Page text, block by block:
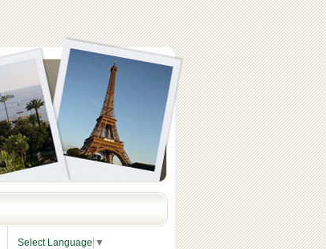
Select Language ▼